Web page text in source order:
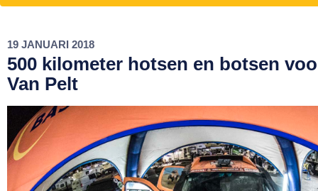
19 JANUARI 2018
500 kilometer hotsen en botsen
Van Pelt